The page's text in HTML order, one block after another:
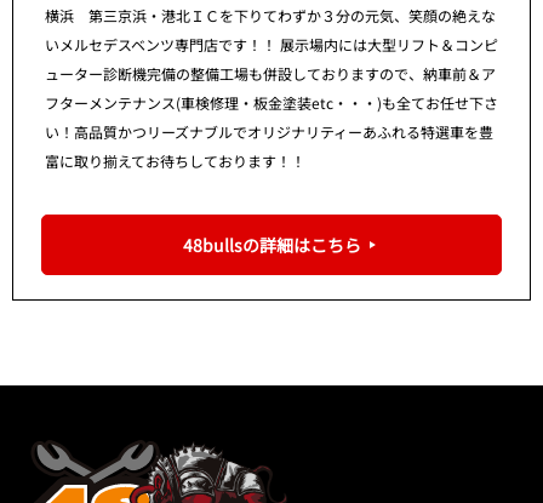
横浜 第三京浜・港北ＩＣを下りてわずか３分の元気、笑顔の絶えな
いメルセデスベンツ専門店です！！ 展示場内には大型リフト＆コンピ
ューター診断機完備の整備工場も併設しておりますので、納車前＆ア
フターメンテナンス(車検修理・板金塗装etc・・・)も全てお任せ下さ
い！高品質かつリーズナブルでオリジナリティーあふれる特選車を豊
富に取り揃えてお待ちしております！！
48bullsの詳細はこちら